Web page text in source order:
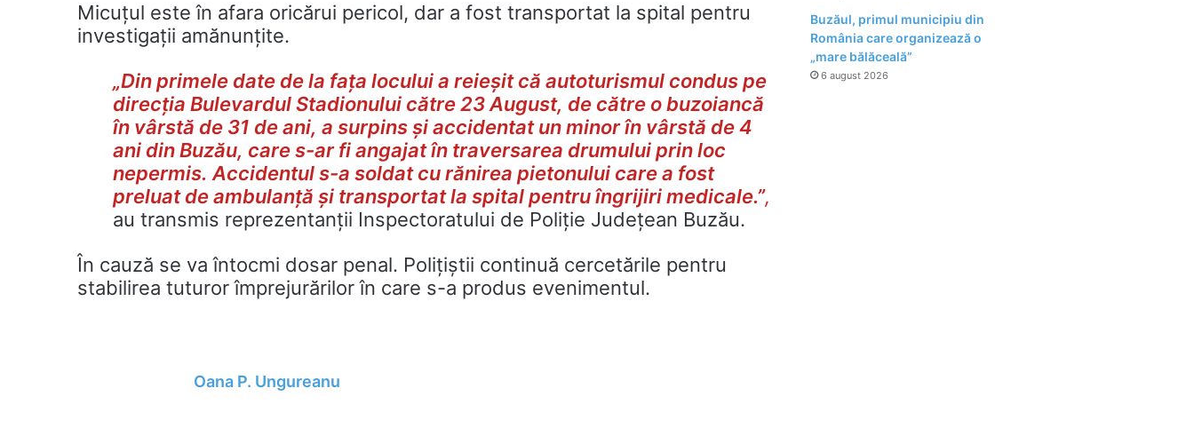
Micuțul este în afara oricărui pericol, dar a fost transportat la spital pentru
investigații amănunțite.
„Din primele date de la fața locului a reieșit că autoturismul condus pe
direcția Bulevardul Stadionului către 23 August, de către o buzoiancă
în vârstă de 31 de ani, a surpins și accidentat un minor în vârstă de 4
ani din Buzău, care s-ar fi angajat în traversarea drumului prin loc
nepermis. Accidentul s-a soldat cu rănirea pietonului care a fost
preluat de ambulanță și transportat la spital pentru îngrijiri medicale.”,
au transmis reprezentanții Inspectoratului de Poliție Județean Buzău.
În cauză se va întocmi dosar penal. Polițiștii continuă cercetările pentru
stabilirea tuturor împrejurărilor în care s-a produs evenimentul.
Oana P. Ungureanu
Buzăul, primul municipiu din
România care organizează o
„mare bălăceală”
6 august 2026